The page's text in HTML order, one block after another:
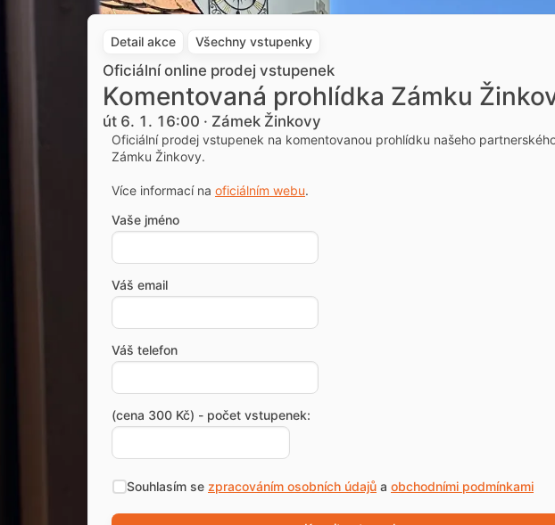
Detail akce Všechny vstupenky
Oficiální online prodej vstupenek
Komentovaná prohlídka Zámku
út 6. 1. 16:00 · Zámek Žinkovy
Oficiální prodej vstupenek na komentovanou prohlídku našeho
Zámku Žinkovy.
Více informací na oficiálním webu.
Vaše jméno
Váš email
Váš telefon
(cena 300 Kč) - počet vstupenek:
Souhlasím se zpracováním osobních údajů a obchodními podmínkami